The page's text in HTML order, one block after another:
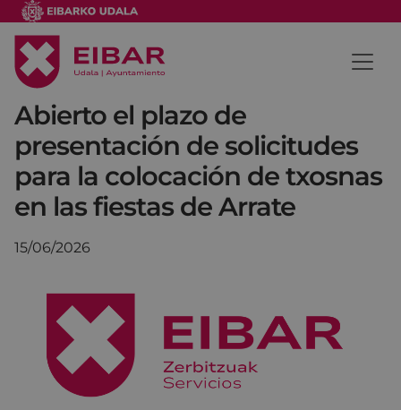
Abierto el plazo de
presentación de solicitudes
para la colocación de txosnas
en las fiestas de Arrate
15/06/2026